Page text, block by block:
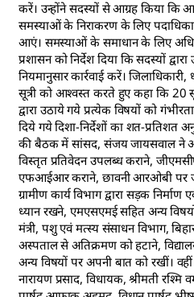
करें। उन्होंने सदस्यों से आग्रह किया कि
समस्याओं के निराकरण के लिए
आएं। समस्याओं के समाधान के लिए
प्रशासन को निर्देश दिया कि सदस्यों
नियमानुसार कार्रवाई करें।
सूत्री को आश्वस्त करते हुए कहा कि 20
द्वारा उठाये गये प्रत्येक विषयों को
दिये गये दिशा-निर्देशों का शत-प्रतिशत
की बैठक में सांसद, संजय जायसवाल ने
विस्तृत प्रतिवेदन उपलब्ध कराने,
एफआईआर कराने, छावनी आरओबी पर
ग्रामीण कार्य विभाग द्वारा सड़क
ध्यान रखने, एमएसएमई सहित अन्य
मंत्री, पशु एवं मत्स्य संसाधन विभाग,
अस्पताल से अतिक्रमण को हटाने,
अन्य विषयों पर अपनी बात को रखीं।
नारायण प्रसाद, विधायक, श्रीमती रश्मि